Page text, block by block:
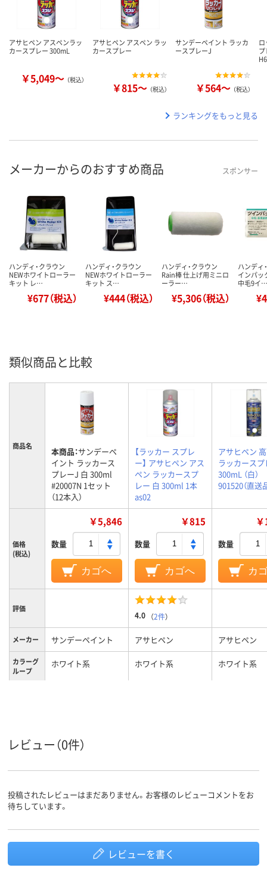
アサヒペン アスペンラッ
カースプレー 300mL
￥5,049～ （税込）
アサヒペン アスペン ラッ
カースプレー
￥815～ （税込）
サンデーペイント ラッカ
ースプレーJ
￥564～ （税込）
ランキングをもっと見る
メーカーからのおすすめ商品 スポンサー
ハンディ・クラウン
NEWホワイトローラー
キット レ…
¥677（税込）
ハンディ・クラウン
NEWホワイトローラー
キット ス…
¥444（税込）
ハンディ・クラウン
Rain棒 仕上げ用ミニロ
ーラー…
¥5,306（税込）
ハンディ
インパッ
中毛9イ…
類似商品と比較
商品名 本商品：サンデーペ
イント ラッカース
プレーJ 白 300ml
#20007N 1セット
（12本入）
【ラッカー スプレ
ー】 アサヒペン アス
ペン ラッカースプ
レー 白 300ml 1本
as02
アサヒペン
ラッカースプ
300mL （白）
901520（直送
価格
(税込)
￥5,846
数量
カゴへ
￥815
数量
カゴへ
数量
カ
評価
4.0 （2件）
メーカー サンデーペイント アサヒペン アサヒペン
カラーグ
ループ
ホワイト系 ホワイト系 ホワイト系
ター、フェンス、自転
車、農機具、家電品、
など。屋内外木部／
具など。ホビー、工
作品／木工品、模型、
ど木部、自転車、鉄部
鉄部
屋内外兼用、屋内外
レビュー（0件）
投稿されたレビューはまだありません。お客様のレビューコメントをお
待ちしています。
レビューを書く